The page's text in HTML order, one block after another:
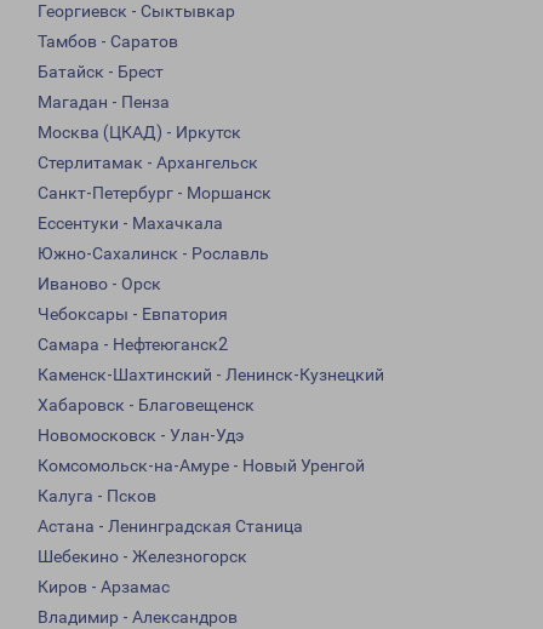
Георгиевск - Сыктывкар
Тамбов - Саратов
Батайск - Брест
Магадан - Пенза
Москва (ЦКАД) - Иркутск
Стерлитамак - Архангельск
Санкт-Петербург - Моршанск
Ессентуки - Махачкала
Южно-Сахалинск - Рославль
Иваново - Орск
Чебоксары - Евпатория
Самара - Нефтеюганск2
Каменск-Шахтинский - Ленинск-Кузнецкий
Хабаровск - Благовещенск
Новомосковск - Улан-Удэ
Комсомольск-на-Амуре - Новый Уренгой
Калуга - Псков
Астана - Ленинградская Станица
Шебекино - Железногорск
Киров - Арзамас
Владимир - Александров